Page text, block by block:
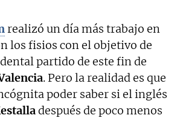
realizó un día más trabajo en
los fisios con el objetivo de
partido de este fin de
. Pero la realidad es que
poder saber si el inglés
después de poco menos